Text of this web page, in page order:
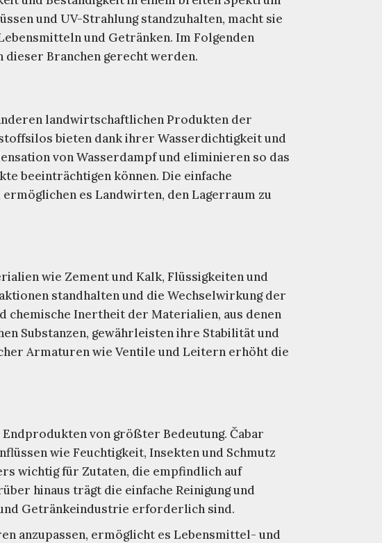
und UV-Strahlung standzuhalten, macht sie
und Getränken. Im Folgenden
Branchen gerecht werden.
landwirtschaftlichen Produkten der
bieten dank ihrer Wasserdichtigkeit und
von Wasserdampf und eliminieren so das
beeinträchtigen können. Die einfache
es Landwirten, den Lagerraum zu
wie Zement und Kalk, Flüssigkeiten und
standhalten und die Wechselwirkung der
Inertheit der Materialien, aus denen
Substanzen, gewährleisten ihre Stabilität und
Armaturen wie Ventile und Leitern erhöht die
von größter Bedeutung. Čabar
wie Feuchtigkeit, Insekten und Schmutz
wichtig für Zutaten, die empfindlich auf
hinaus trägt die einfache Reinigung und
Getränkeindustrie erforderlich sind.
anzupassen, ermöglicht es Lebensmittel- und